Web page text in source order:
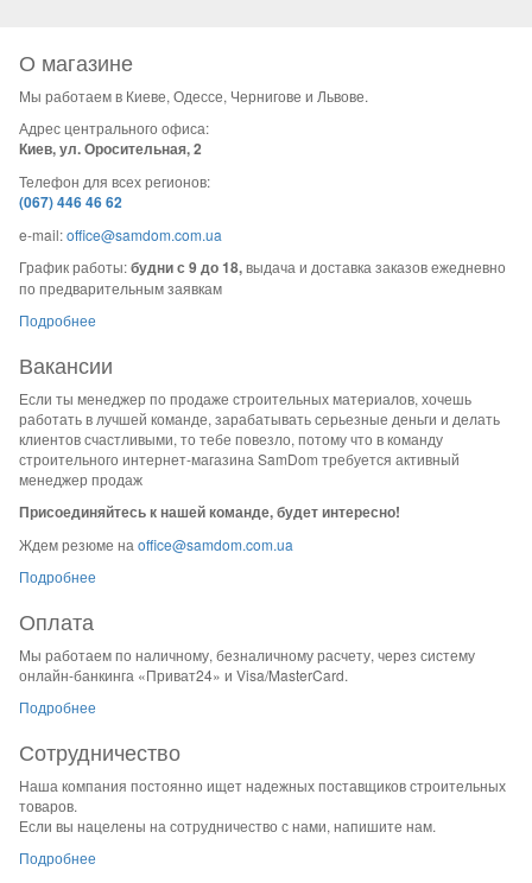
О магазине
Мы работаем в Киеве, Одессе, Чернигове и Львове.
Адрес центрального офиса:
Киев, ул. Оросительная, 2
Телефон для всех регионов:
(067) 446 46 62
e-mail:office@samdom.com.ua
График работы:будни с 9 до 18,выдача и доставка заказов ежедневно
по предварительным заявкам
Подробнее
Вакансии
Если ты менеджер по продаже строительных материалов, хочешь
работать в лучшей команде, зарабатывать серьезные деньги и делать
клиентов счастливыми, то тебе повезло, потому что в команду
строительного интернет-магазина SamDom требуется активный
менеджер продаж
Присоединяйтесь к нашей команде, будет интересно!
Ждем резюме на office@samdom.com.ua
Подробнее
Оплата
Мы работаем по наличному, безналичному расчету, через систему
онлайн-банкинга «Приват24» и Visa/MasterCard.
Подробнее
Сотрудничество
Наша компания постоянно ищет надежных поставщиков строительных
товаров.
Если вы нацелены на сотрудничество с нами, напишите нам.
Подробнее